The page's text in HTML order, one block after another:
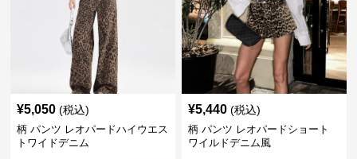
¥5,050 (税込)
柄 パンツ レオパードハイウエス
トワイドデニム
¥5,440 (税込)
柄 パンツ レオパードショート
ワイルドデニム風